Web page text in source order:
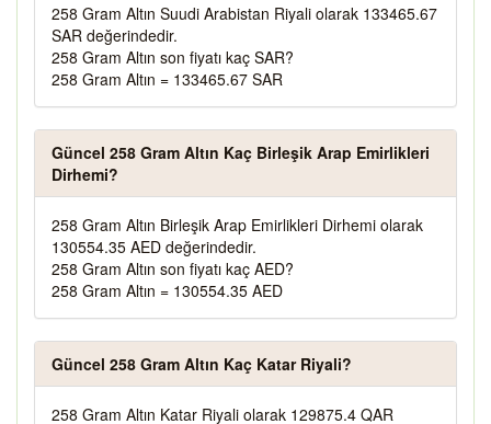
258 Gram Altın Suudi Arabistan Riyali olarak 133465.67
SAR değerindedir.
258 Gram Altın son fiyatı kaç SAR?
258 Gram Altın = 133465.67 SAR
Güncel 258 Gram Altın Kaç Birleşik Arap Emirlikleri
Dirhemi?
258 Gram Altın Birleşik Arap Emirlikleri Dirhemi olarak
130554.35 AED değerindedir.
258 Gram Altın son fiyatı kaç AED?
258 Gram Altın = 130554.35 AED
Güncel 258 Gram Altın Kaç Katar Riyali?
258 Gram Altın Katar Riyali olarak 129875.4 QAR